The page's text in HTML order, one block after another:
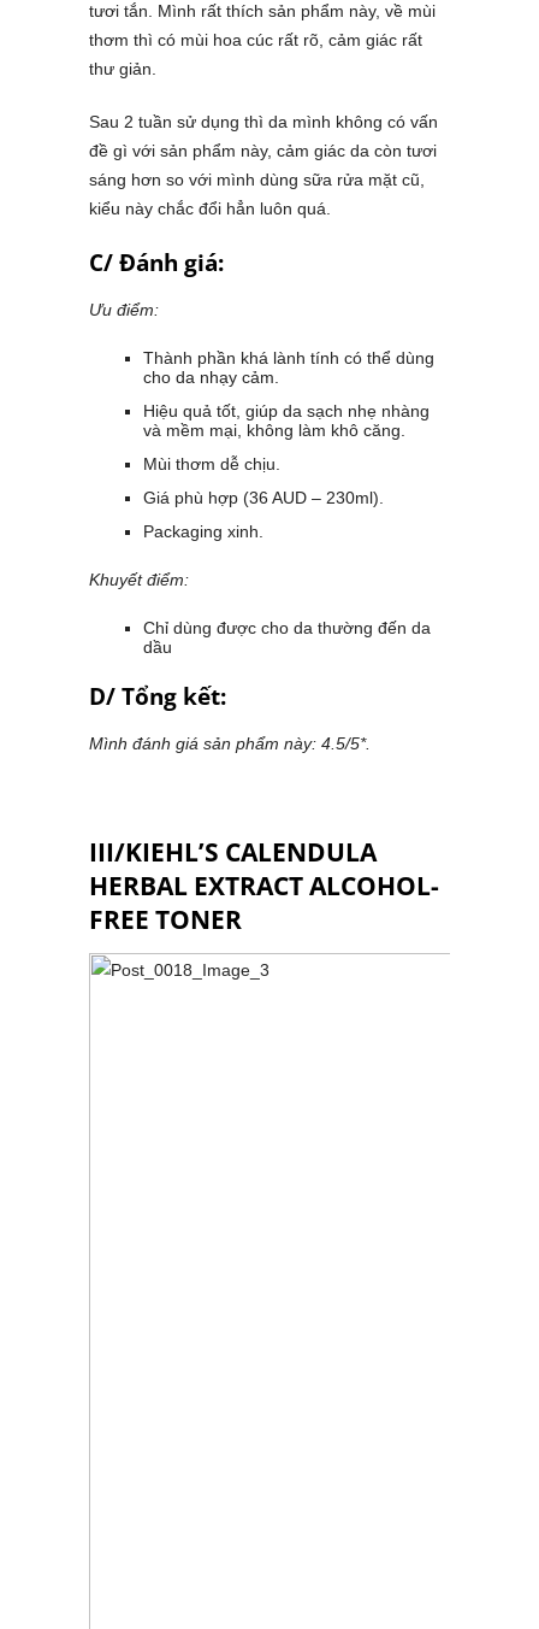
tươi tắn. Mình rất thích sản phẩm này, về mùi
thơm thì có mùi hoa cúc rất rõ, cảm giác rất
thư giản.
Sau 2 tuần sử dụng thì da mình không có vấn
đề gì với sản phẩm này, cảm giác da còn tươi
sáng hơn so với mình dùng sữa rửa mặt cũ,
kiểu này chắc đổi hẳn luôn quá.
C/ Đánh giá:
Ưu điểm:
Thành phần khá lành tính có thể dùng
cho da nhạy cảm.
Hiệu quả tốt, giúp da sạch nhẹ nhàng
và mềm mại, không làm khô căng.
Mùi thơm dễ chịu.
Giá phù hợp (36 AUD – 230ml).
Packaging xinh.
Khuyết điểm:
Chỉ dùng được cho da thường đến da
dầu
D/ Tổng kết:
Mình đánh giá sản phẩm này: 4.5/5*.
III/KIEHL’S CALENDULA
HERBAL EXTRACT ALCOHOL-
FREE TONER